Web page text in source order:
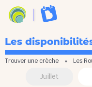
Les
Trouver une crèche » Les
Juillet